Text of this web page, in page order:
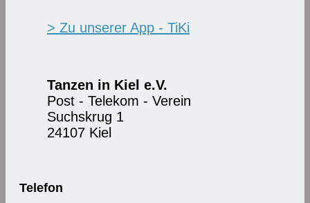
> Zu unserer App - TiKi
Tanzen in Kiel e.V.
Post - Telekom - Verein
Suchskrug 1
24107 Kiel
Telefon